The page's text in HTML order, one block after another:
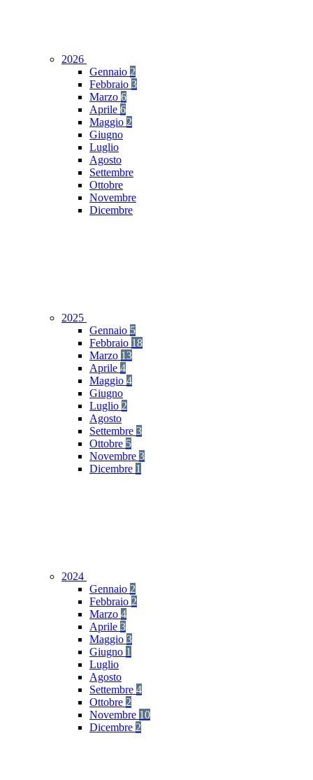
2026
Gennaio 2
Febbraio 3
Marzo 6
Aprile 6
Maggio 2
Giugno
Luglio
Agosto
Settembre
Ottobre
Novembre
Dicembre
2025
Gennaio 5
Febbraio 18
Marzo 13
Aprile 4
Maggio 4
Giugno
Luglio 2
Agosto
Settembre 3
Ottobre 5
Novembre 3
Dicembre 1
2024
Gennaio 2
Febbraio 2
Marzo 4
Aprile 3
Maggio 3
Giugno 1
Luglio
Agosto
Settembre 4
Ottobre 2
Novembre 10
Dicembre 2